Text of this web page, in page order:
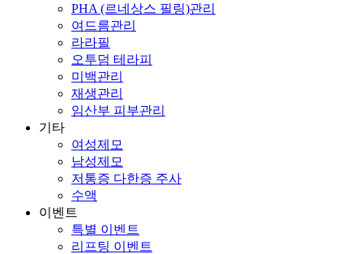
PHA (르네상스 필링)관리
여드름관리
라라필
오투덤 테라피
미백관리
재생관리
임산부 피부관리
기타
여성제모
남성제모
저통증 다한증 주사
수액
이벤트
특별 이벤트
리프팅 이벤트